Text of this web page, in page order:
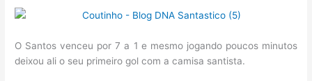
O Santos venceu por 7 a 1 e mesmo jogando poucos minutos
deixou ali o seu primeiro gol com a camisa santista.